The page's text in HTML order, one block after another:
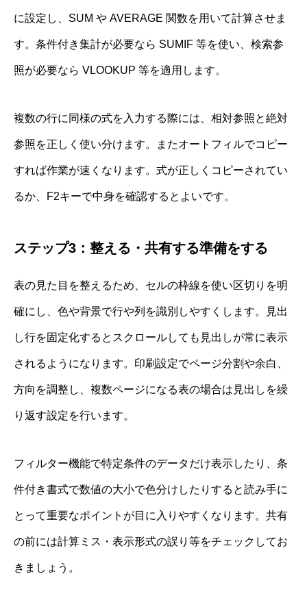
に設定し、SUM や AVERAGE 関数を用いて計算させま
す。条件付き集計が必要なら SUMIF 等を使い、検索参
照が必要なら VLOOKUP 等を適用します。
複数の行に同様の式を入力する際には、相対参照と絶対
参照を正しく使い分けます。またオートフィルでコピー
すれば作業が速くなります。式が正しくコピーされてい
るか、F2キーで中身を確認するとよいです。
ステップ3：整える・共有する準備をする
表の見た目を整えるため、セルの枠線を使い区切りを明
確にし、色や背景で行や列を識別しやすくします。見出
し行を固定化するとスクロールしても見出しが常に表示
されるようになります。印刷設定でページ分割や余白、
方向を調整し、複数ページになる表の場合は見出しを繰
り返す設定を行います。
フィルター機能で特定条件のデータだけ表示したり、条
件付き書式で数値の大小で色分けしたりすると読み手に
とって重要なポイントが目に入りやすくなります。共有
の前には計算ミス・表示形式の誤り等をチェックしてお
きましょう。